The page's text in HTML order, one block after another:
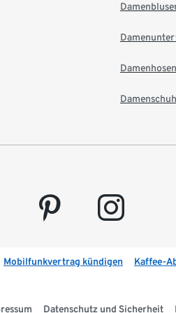
Damenhosen
pinterest instagram
Mobilfunkvertrag kündigen Kaffee-
Datenschutz und Sicherheit